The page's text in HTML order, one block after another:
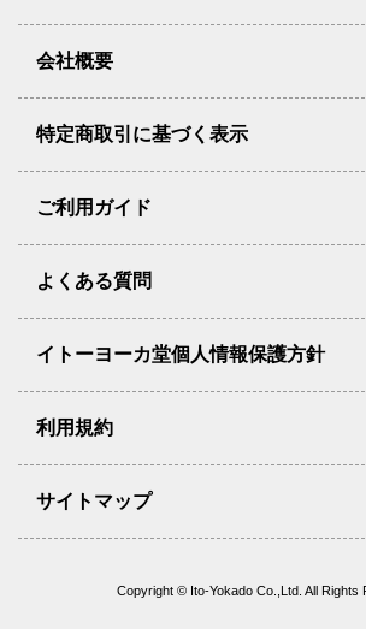
会社概要
特定商取引に基づく表示
ご利用ガイド
よくある質問
イトーヨーカ堂個人情報保護方針
利用規約
サイトマップ
Copyright © Ito-Yokado Co.,Ltd. All Rights